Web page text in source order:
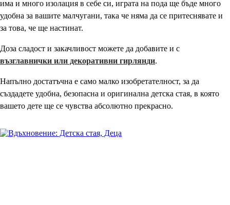
има и много изолация в себе си, играта на пода ще бъде много
удобна за вашите малчугани, така че няма да се притеснявате и
за това, че ще настинат.
Доза сладост и закачливост можете да добавите и с
възглавнички или декоративни гирлянди.
Напълно достатъчна е само малко изобретателност, за да
създадете удобна, безопасна и оригинална детска стая, в която
вашето дете ще се чувства абсолютно прекрасно.